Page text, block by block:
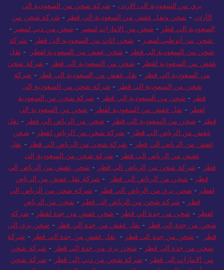
بري من السعودية الى الاردن - شركة شحن من السعودية الي
الأردن - شحن ونقل عفش من السعودية الي قطر - شركة شحن من
السعودية الي قطر - شحن من الامارات لمصر - شحن من دبي لمصر -
شحن من أبوظبي لمصر - شحن اثاث من السعودية الى قطر - شركة
شحن من السعودية الى قطر - شحن عفش من السعودية لقطر - نقل
عفش من السعودية لقطر - شحن من السعودية الى قطر - شركة شحن
من السعودية الي قطر - نقل عفش من السعودية الي قطر - شركة
شحن من السعودية الي قطر - شركة شحن من السعودية الى
قطر - شحن من السعودية الي قطر - شركة شحن من السعودية
لقطر - نقل عفش من السعودية لقطر - شحن من السعودية الى
قطر - شحن من السعودية الي قطر - شحن من الرياض الي قطر - نقل
عفش من الرياض الي قطر - شركة شحن من الرياض لقطر - شحن
عفش من الرياض الي قطر - شركة شحن من الرياض الي قطر - نقل
عفش من الرياض الي قطر - شركة شحن من السعودية إلى
قطر - شركة شحن من الرياض الي قطر - شحن عفش من الرياض الي
قطر - شحن من الرياض الي قطر - شركة نقل عفش من الرياض
لقطر - شحن بري من الرياض الي قطر - شركة شحن من الرياض الي
قطر - شركة شحن من الرياض إلى قطر - شحن من الرياض
لقطر - شحن من جدة الي قطر - شحن عفش من جدة لقطر - شركة
شحن من جدة الي قطر - نقل عفش من جدة الي قطر - شحن بري الى
قطر
- شحن من جدة الي قطر - نقل عفش من جدة الي قطر - شركة
شحن من جدة الي قطر - شحن بري من جدة الي قطر - شركة شحن
من الامارات الى قطر - شركة شحن من دبي الى قطر - شركة شحن